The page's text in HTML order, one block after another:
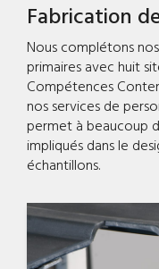
Fabrication
Nous complétons
primaires avec huit
Compétences
nos services de
permet à beaucoup
impliqués dans le
échantillons.